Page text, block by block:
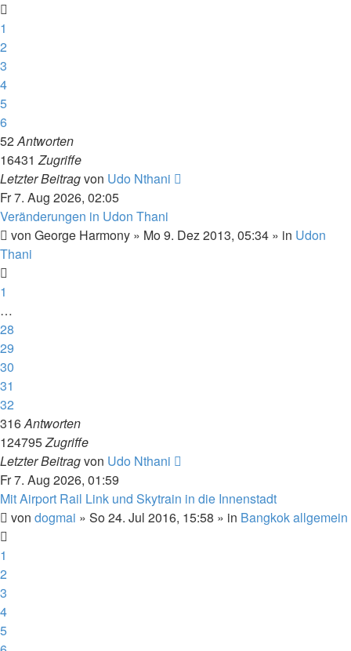
1
2
3
4
5
6
52Antworten
16431Zugriffe
Letzter Beitragvon Udo Nthani
Fr 7. Aug 2026, 02:05
Veränderungen in Udon Thani
von George Harmony » Mo 9. Dez 2013, 05:34 » in Udon
Thani
1
…
28
29
30
31
32
316Antworten
124795Zugriffe
Letzter Beitragvon Udo Nthani
Fr 7. Aug 2026, 01:59
Mit Airport Rail Link und Skytrain in die Innenstadt
von dogmai » So 24. Jul 2016, 15:58 » in Bangkok allgemein
1
2
3
4
5